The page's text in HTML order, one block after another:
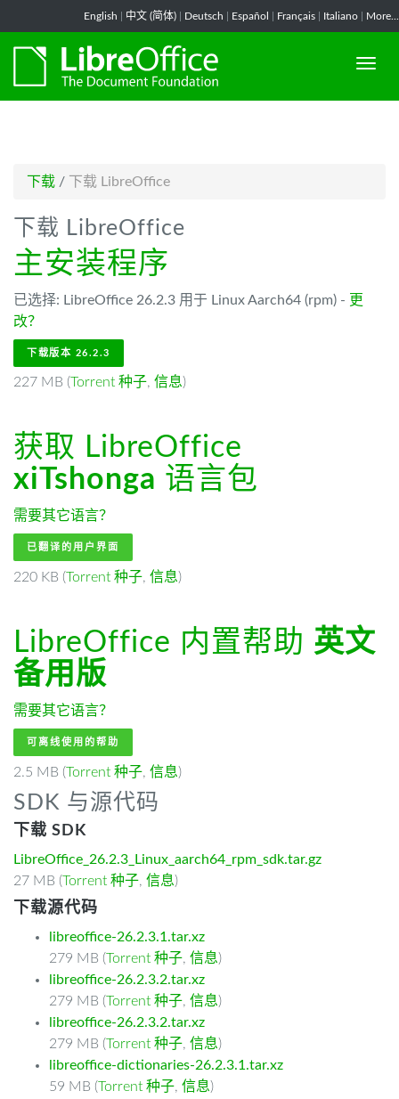
English 中文 (简体) Deutsch Español Français Italiano More...
下载 / 下载 LibreOffice
下载 LibreOffice
主安装程序
已选择: LibreOffice 26.2.3 用于 Linux Aarch64 (rpm) - 更
改？
下载版本 26.2.3
227 MB (Torrent 种子, 信息)
获取 LibreOffice
xiTshonga 语言包
需要其它语言？
已翻译的用户界面
220 KB (Torrent 种子, 信息)
LibreOffice 内置帮助 英文
备用版
需要其它语言？
可离线使用的帮助
2.5 MB (Torrent 种子, 信息)
SDK 与源代码
下载 SDK
LibreOffice_26.2.3_Linux_aarch64_rpm_sdk.tar.gz
27 MB (Torrent 种子, 信息)
下载源代码
libreoffice-26.2.3.1.tar.xz
279 MB (Torrent 种子, 信息)
libreoffice-26.2.3.2.tar.xz
279 MB (Torrent 种子, 信息)
libreoffice-26.2.3.2.tar.xz
279 MB (Torrent 种子, 信息)
libreoffice-dictionaries-26.2.3.1.tar.xz
59 MB (Torrent 种子, 信息)